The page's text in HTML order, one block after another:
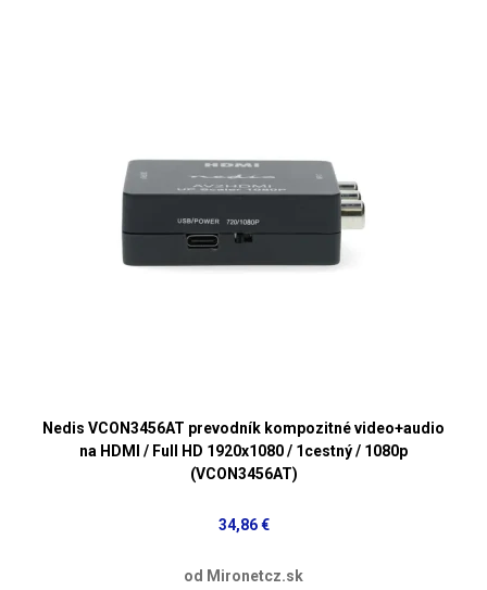
Nedis VCON3456AT prevodník kompozitné video+audio
na HDMI / Full HD 1920x1080 / 1cestný / 1080p
(VCON3456AT)
34,86 €
od Mironetcz.sk